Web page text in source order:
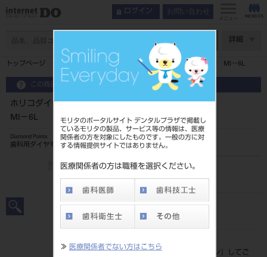
モリタのポータルサイト デンタルプラザで掲載し
ているモリタの製品、サービス等の情報は、医療
関係者の方を対象にしたものです。一般の方に対
する情報提供サイトではありません。
医療関係者の方は職種を選択ください。
≫ 医療関係者でない方はこちら
ログイン お問い合わせ
メニュー
詳細
トップページ ホリコダイヤ ミニマルインターベンション7入中型 MI－6L
この商品に関するお問い合わせ
ホリコダイヤ ミニマルインターベンション7入中型
MI－6L
Diamond Points
歯科用ダイヤモンドバー
品目コード
206510134MI-6L
JAN/EANコード
4580191040956
標準価格
価格の確認は『
ログイン
』してご